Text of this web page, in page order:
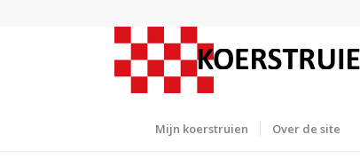
Mijn koerstruien Over de site